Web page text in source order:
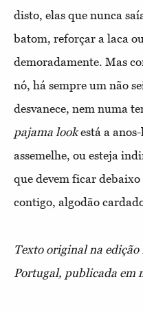
disto, elas que nunca
batom, reforçar a laca
demoradamente. Mas
nó, há sempre um não
desvanece, nem numa
pajama lookestá a
assemelhe, ou esteja
que devem ficar
contigo, algodão
Texto original na
Portugal, publicada em